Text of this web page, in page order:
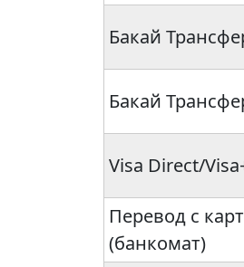
Бакай
Бакай
Visa Direct/
Перевод с
(банкомат)